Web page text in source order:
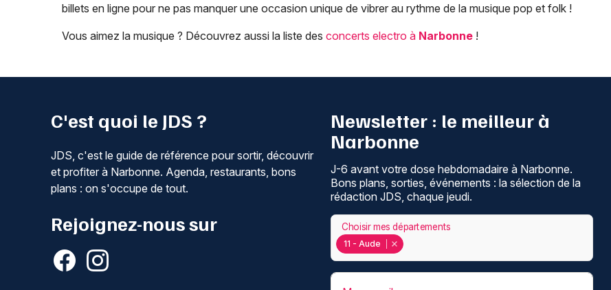
billets en ligne pour ne pas manquer une occasion unique de vibrer au rythme de la musique pop et folk !
Vous aimez la musique ? Découvrez aussi la liste des concerts electro à Narbonne !
C'est quoi le JDS ?
JDS, c'est le guide de référence pour sortir, découvrir
et profiter à Narbonne. Agenda, restaurants, bons
plans : on s'occupe de tout.
Rejoignez-nous sur
Newsletter : le meilleur à
Narbonne
J-6 avant votre dose hebdomadaire à Narbonne.
Bons plans, sorties, événements : la sélection de la
rédaction JDS, chaque jeudi.
11 - Aude
Choisir mes départements